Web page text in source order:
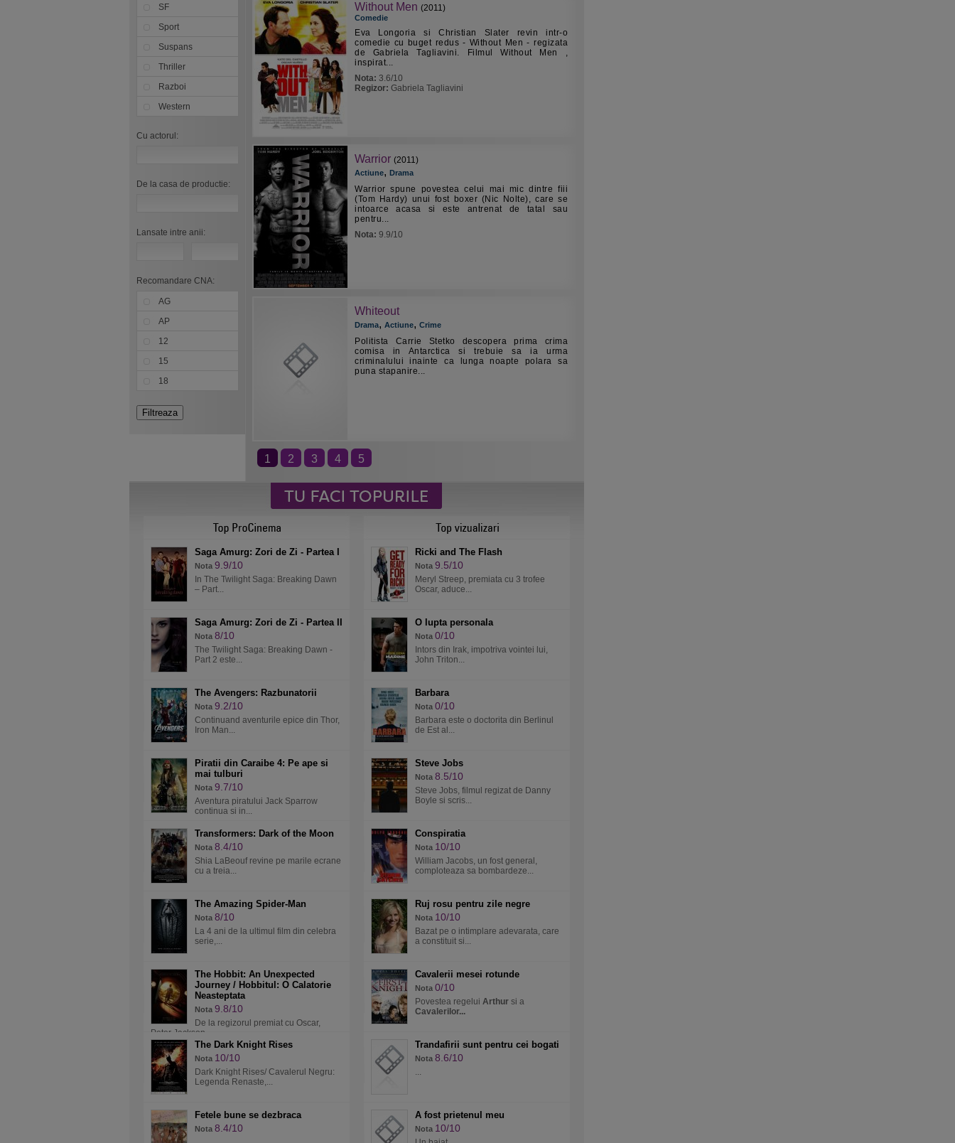
SF
Sport
Suspans
Thriller
Razboi
Western
Cu actorul:
De la casa de productie:
Lansate intre anii:
Recomandare CNA:
AG
AP
12
15
18
Without Men (2011)
Comedie
Eva Longoria si Christian Slater revin intr-o
comedie cu buget redus - Without Men - regizata
de Gabriela Tagliavini. Filmul Without Men ,
inspirat...
Nota: 3.6/10
Regizor: Gabriela Tagliavini
Warrior (2011)
Actiune, Drama
Warrior spune povestea celui mai mic dintre fiii
(Tom Hardy) unui fost boxer (Nic Nolte), care se
intoarce acasa si este antrenat de tatal sau
pentru...
Nota: 9.9/10
Whiteout
Drama, Actiune, Crime
Politista Carrie Stetko descopera prima crima
comisa in Antarctica si trebuie sa ia urma
criminalului inainte ca lunga noapte polara sa
puna stapanire...
1 2 3 4 5
Saga Amurg: Zori de Zi - Partea I
Nota 9.9/10
In The Twilight Saga: Breaking Dawn
– Part...
Saga Amurg: Zori de Zi - Partea II
Nota 8/10
The Twilight Saga: Breaking Dawn -
Part 2 este...
The Avengers: Razbunatorii
Nota 9.2/10
Continuand aventurile epice din Thor,
Iron Man...
Piratii din Caraibe 4: Pe ape si
mai tulburi
Nota 9.7/10
Aventura piratului Jack Sparrow
continua si in...
Transformers: Dark of the Moon
Nota 8.4/10
Shia LaBeouf revine pe marile ecrane
cu a treia...
The Amazing Spider-Man
Nota 8/10
La 4 ani de la ultimul film din celebra
serie,...
The Hobbit: An Unexpected
Journey / Hobbitul: O Calatorie
Neasteptata
Nota 9.8/10
De la regizorul premiat cu Oscar,
Peter Jackson...
The Dark Knight Rises
Nota 10/10
Dark Knight Rises/ Cavalerul Negru:
Legenda Renaste,...
Fetele bune se dezbraca
Nota 8.4/10
Ricki and The Flash
Nota 9.5/10
Meryl Streep, premiata cu 3 trofee
Oscar, aduce...
O lupta personala
Nota 0/10
Intors din Irak, impotriva vointei lui,
John Triton...
Barbara
Nota 0/10
Barbara este o doctorita din Berlinul
de Est al...
Steve Jobs
Nota 8.5/10
Steve Jobs, filmul regizat de Danny
Boyle si scris...
Conspiratia
Nota 10/10
William Jacobs, un fost general,
comploteaza sa bombardeze...
Ruj rosu pentru zile negre
Nota 10/10
Bazat pe o intimplare adevarata, care
a constituit si...
Cavalerii mesei rotunde
Nota 0/10
Povestea regelui Arthur si a
Cavalerilor...
Trandafirii sunt pentru cei bogati
Nota 8.6/10
...
A fost prietenul meu
Nota 10/10